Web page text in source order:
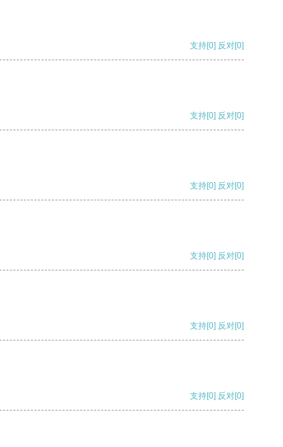
支持[0] 反对[0]
支持[0] 反对[0]
支持[0] 反对[0]
支持[0] 反对[0]
支持[0] 反对[0]
支持[0] 反对[0]